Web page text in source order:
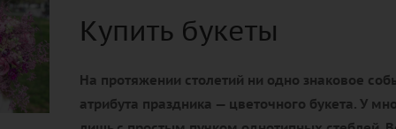
Купить букеты
На протяжении столетий ни одно знаковое
атрибута праздника — цветочного букета. У